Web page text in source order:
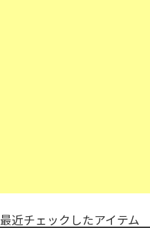
最近チェックしたアイテム